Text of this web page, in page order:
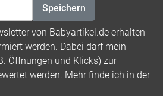
Speichern
von Babyartikel.de erhalten
werden. Dabei darf mein
Öffnungen und Klicks) zur
werden. Mehr finde ich in der